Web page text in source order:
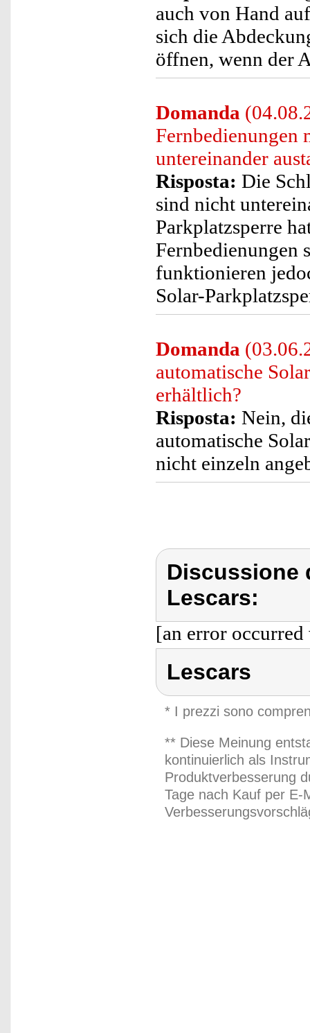
auch von Hand
sich die
öffnen, wenn der
Domanda
Fernbedienungen
untereinander
Risposta: Die
sind nicht
Parkplatzsperre
Fernbedienungen
funktionieren
Solar-
Domanda
automatische
erhältlich?
Risposta: Nein,
automatische
nicht einzeln
Discussione
Lescars:
[an error
Lescars
* I prezzi sono
** Diese Meinung
kontinuierlich als
Produktverbesserung
Tage nach Kauf per E-